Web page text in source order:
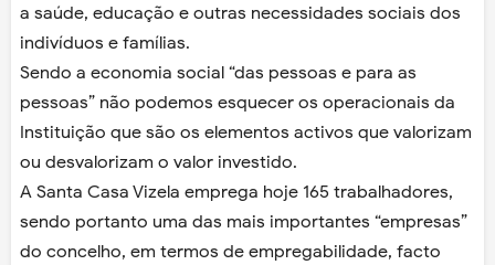
a saúde, educação e outras necessidades sociais dos
indivíduos e famílias.
Sendo a economia social “das pessoas e para as
pessoas” não podemos esquecer os operacionais da
Instituição que são os elementos activos que valorizam
ou desvalorizam o valor investido.
A Santa Casa Vizela emprega hoje 165 trabalhadores,
sendo portanto uma das mais importantes “empresas”
do concelho, em termos de empregabilidade, facto